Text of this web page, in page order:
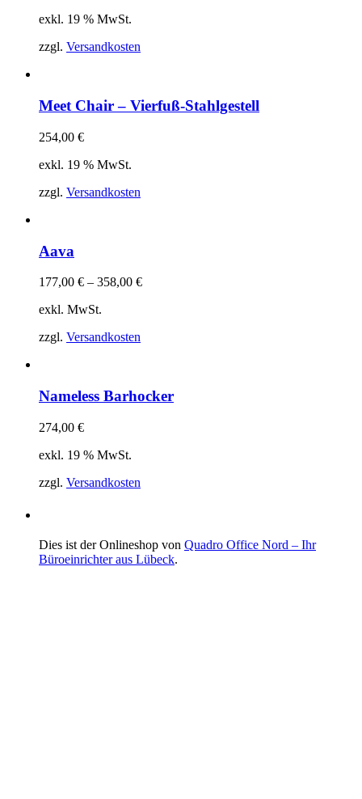
exkl. 19 % MwSt.
zzgl. Versandkosten
Meet Chair – Vierfuß-Stahlgestell
254,00 €
exkl. 19 % MwSt.
zzgl. Versandkosten
Aava
177,00 € – 358,00 €
exkl. MwSt.
zzgl. Versandkosten
Nameless Barhocker
274,00 €
exkl. 19 % MwSt.
zzgl. Versandkosten
Dies ist der Onlineshop von Quadro Office Nord – Ihr
Büroeinrichter aus Lübeck.